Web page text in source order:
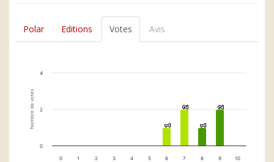
Polar Editions Votes Avis
Nombre de votes 1
1
2
2
1
1
2
2
0 1 2 3 4 5 6 7 8 9 10
0
2
4